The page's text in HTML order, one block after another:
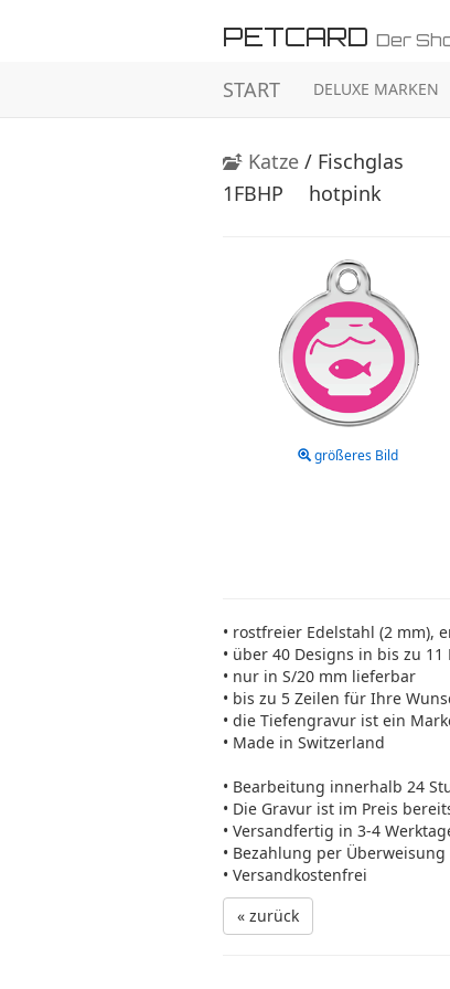
PETCARD Der
START DELUXE MARKEN
Katze / Fischglas
1FBHP
hotpink
größeres Bild
• rostfreier Edelstahl (2 mm),
• über 40 Designs in bis zu 11
• nur in S/20 mm lieferbar
• bis zu 5 Zeilen für Ihre
• die Tiefengravur ist ein
• Made in Switzerland
• Bearbeitung innerhalb 24
• Die Gravur ist im Preis
• Versandfertig in 3-4
• Bezahlung per Überweisung
• Versandkostenfrei
« zurück